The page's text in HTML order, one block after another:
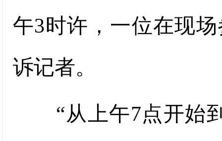
午3时许，一位在现
诉记者。
“从上午7点开始到